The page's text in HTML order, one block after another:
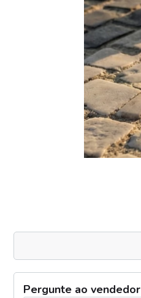
Pergunte ao vendedor